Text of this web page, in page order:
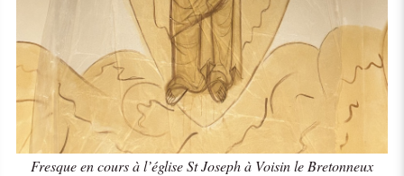
Fresque en cours à l’église St Joseph à Voisin le Bretonneux